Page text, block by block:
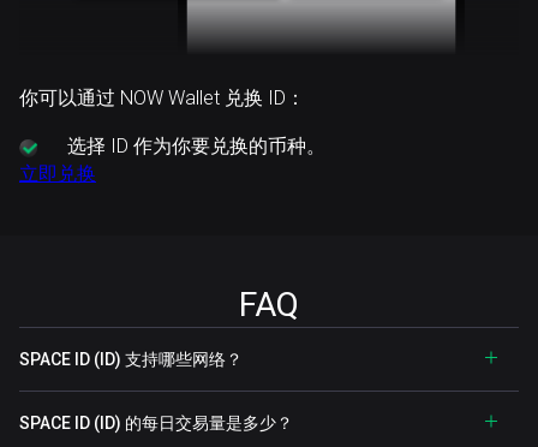
你可以通过 NOW Wallet 兑换 ID：
选择 ID 作为你要兑换的币种。
立即兑换
FAQ
SPACE ID (ID) 支持哪些网络？
SPACE ID (ID) 的每日交易量是多少？